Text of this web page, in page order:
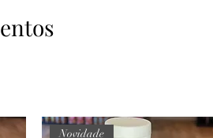
Novidade